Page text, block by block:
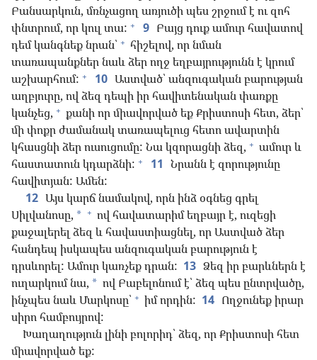
Բանսարկուն, մռնչացող առյուծի պես շրջում է ու զոհ
փնտրում, որ կուլ տա: + 9 Բայց դուք ամուր հավատով
դեմ կանգնեք նրան՝ + հիշելով, որ նման
տառապանքներ նաև ձեր ողջ եղբայրությունն է կրում
աշխարհում: + 10 Աստված՝ անզուգական բարության
աղբյուրը, ով ձեզ դեպի իր հավիտենական փառքը
կանչեց, + քանի որ միավորված եք Քրիստոսի հետ, ձեր՝
մի փոքր ժամանակ տառապելուց հետո ավարտին
կհասցնի ձեր ուսուցումը: Նա կզորացնի ձեզ, + ամուր և
հաստատուն կդարձնի: + 11 Նրանն է զորությունը
հավիտյան: Ամեն:
12 Այս կարճ նամակով, որն ինձ օգնեց գրել
Սիլվանոսը, * + ով հավատարիմ եղբայր է, ուզեցի
քաջալերել ձեզ և հավաստիացնել, որ Աստված ձեր
հանդեպ իսկապես անզուգական բարություն է
դրսևորել: Ամուր կառչեք դրան: 13 Ձեզ իր բարևներն է
ուղարկում նա, * ով Բաբելոնում է՝ ձեզ պես ընտրվածը,
ինչպես նաև Մարկոսը՝ + իմ որդին: 14 Ողջունեք իրար
սիրո համբույրով:
Խաղաղություն լինի բոլորիդ՝ ձեզ, որ Քրիստոսի հետ
միավորված եք: